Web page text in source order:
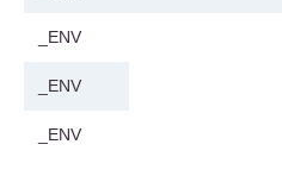
_ENV
_ENV
_ENV